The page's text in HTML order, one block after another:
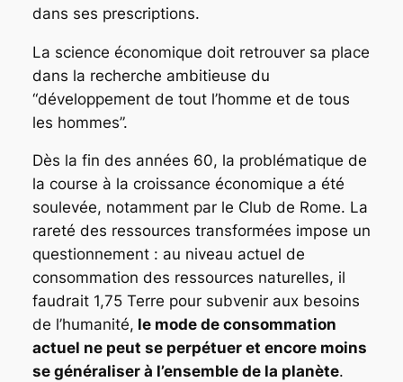
dans ses prescriptions.
La science économique doit retrouver sa place
dans la recherche ambitieuse du
“développement de tout l’homme et de tous
les hommes”.
Dès la fin des années 60, la problématique de
la course à la croissance économique a été
soulevée, notamment par le Club de Rome. La
rareté des ressources transformées impose un
questionnement : au niveau actuel de
consommation des ressources naturelles, il
faudrait 1,75 Terre pour subvenir aux besoins
de l’humanité, le mode de consommation
actuel ne peut se perpétuer et encore moins
se généraliser à l’ensemble de la planète.